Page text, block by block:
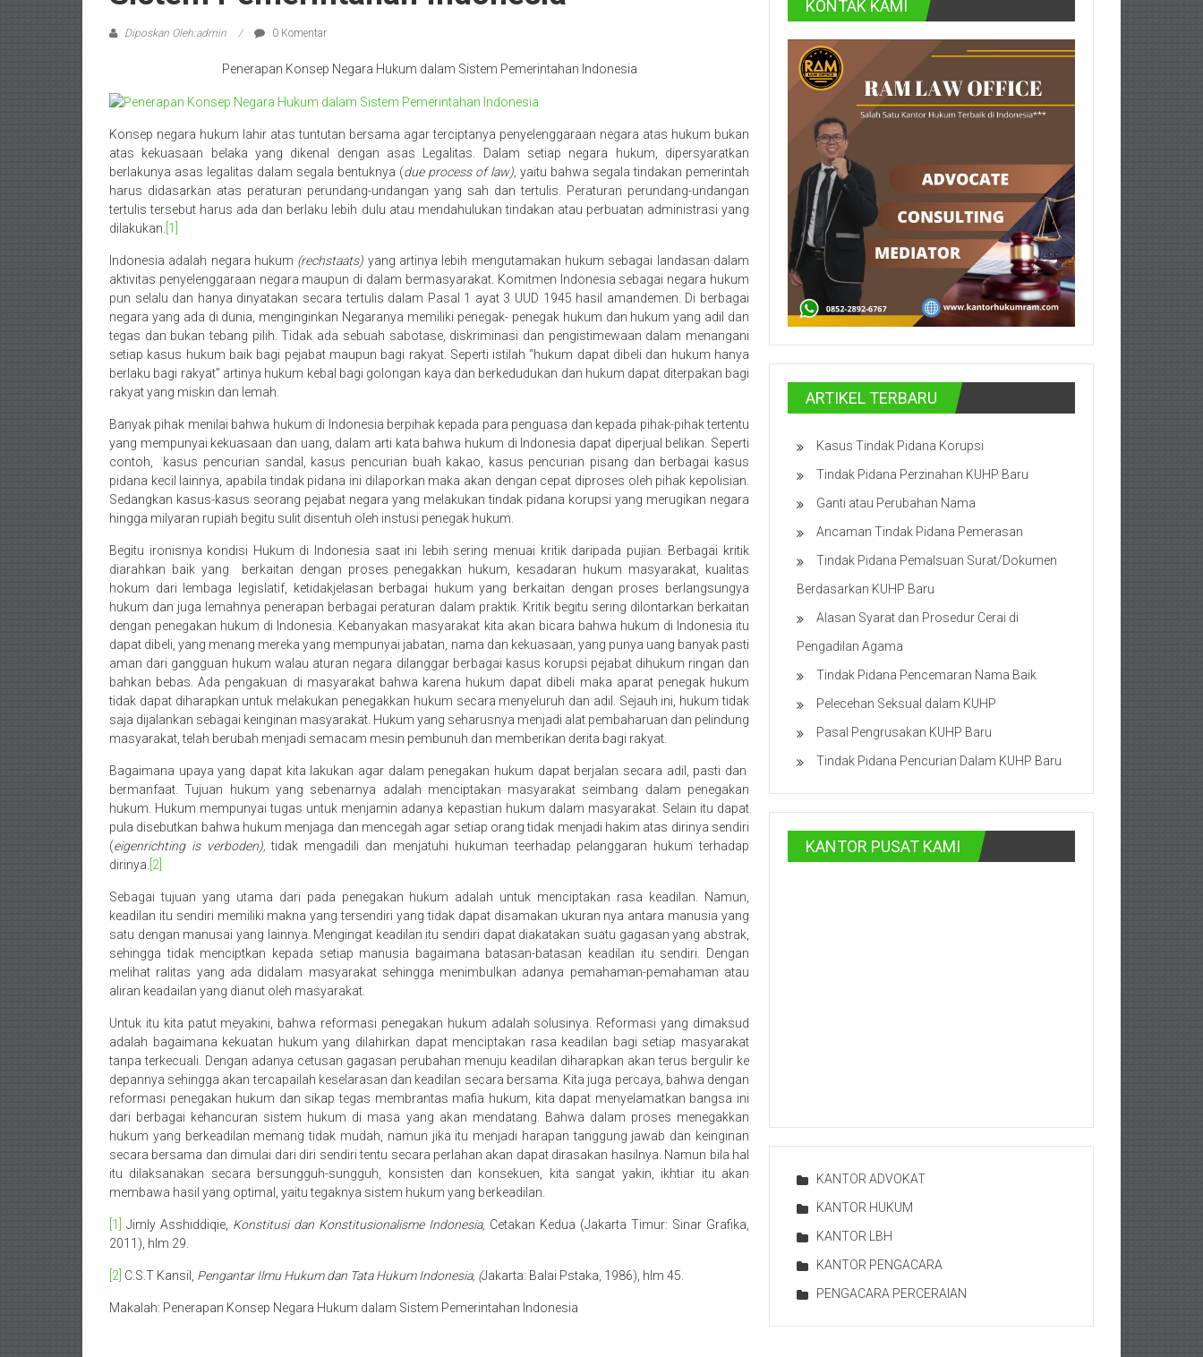
Magelang,
Solo,
Semarang,
Jakarta,
Bali,
Surabaya,
Surakarta,
Sukoharjo,
Mungkid,
Purworejo,
Daerah
Istimewa
Yogyakarta,
Makassar,
Denpasar,
Salatiga,
Ungaran,
Pontianak,
Bandung,
Kendari,
Riau,
Pekanbaru,
Bengkulu,
Mukomuko,
Gunung
Kidul,
Kulon
Progo,
Balikpapan,
Jakarta
Pusat,
Tanggerang,
Purworejo,
Purwokerto,
Kebumen,
Tasikmalaya,
Diposkan Oleh:admin 0 Komentar
Penerapan Konsep Negara Hukum dalam Sistem Pemerintahan Indonesia
Konsep negara hukum lahir atas tuntutan bersama agar terciptanya penyelenggaraan negara atas hukum bukan
atas kekuasaan belaka yang dikenal dengan asas Legalitas. Dalam setiap negara hukum, dipersyaratkan
berlakunya asas legalitas dalam segala bentuknya (due process of law), yaitu bahwa segala tindakan pemerintah
harus didasarkan atas peraturan perundang-undangan yang sah dan tertulis. Peraturan perundang-undangan
tertulis tersebut harus ada dan berlaku lebih dulu atau mendahulukan tindakan atau perbuatan administrasi yang
dilakukan. [1]
Indonesia adalah negara hukum (rechstaats) yang artinya lebih mengutamakan hukum sebagai landasan dalam
aktivitas penyelenggaraan negara maupun di dalam bermasyarakat. Komitmen Indonesia sebagai negara hukum
pun selalu dan hanya dinyatakan secara tertulis dalam Pasal 1 ayat 3 UUD 1945 hasil amandemen. Di berbagai
negara yang ada di dunia, menginginkan Negaranya memiliki penegak- penegak hukum dan hukum yang adil dan
tegas dan bukan tebang pilih. Tidak ada sebuah sabotase, diskriminasi dan pengistimewaan dalam menangani
setiap kasus hukum baik bagi pejabat maupun bagi rakyat. Seperti istilah “hukum dapat dibeli dan hukum hanya
berlaku bagi rakyat” artinya hukum kebal bagi golongan kaya dan berkedudukan dan hukum dapat diterpakan bagi
rakyat yang miskin dan lemah.
Banyak pihak menilai bahwa hukum di Indonesia berpihak kepada para penguasa dan kepada pihak-pihak tertentu
yang mempunyai kekuasaan dan uang, dalam arti kata bahwa hukum di Indonesia dapat diperjual belikan. Seperti
contoh, kasus pencurian sandal, kasus pencurian buah kakao, kasus pencurian pisang dan berbagai kasus
pidana kecil lainnya, apabila tindak pidana ini dilaporkan maka akan dengan cepat diproses oleh pihak kepolisian.
Sedangkan kasus-kasus seorang pejabat negara yang melakukan tindak pidana korupsi yang merugikan negara
hingga milyaran rupiah begitu sulit disentuh oleh instusi penegak hukum.
Begitu ironisnya kondisi Hukum di Indonesia saat ini lebih sering menuai kritik daripada pujian. Berbagai kritik
diarahkan baik yang berkaitan dengan proses penegakkan hukum, kesadaran hukum masyarakat, kualitas
hokum dari lembaga legislatif, ketidakjelasan berbagai hukum yang berkaitan dengan proses berlangsungya
hukum dan juga lemahnya penerapan berbagai peraturan dalam praktik. Kritik begitu sering dilontarkan berkaitan
dengan penegakan hukum di Indonesia. Kebanyakan masyarakat kita akan bicara bahwa hukum di Indonesia itu
dapat dibeli, yang menang mereka yang mempunyai jabatan, nama dan kekuasaan, yang punya uang banyak pasti
aman dari gangguan hukum walau aturan negara dilanggar berbagai kasus korupsi pejabat dihukum ringan dan
bahkan bebas. Ada pengakuan di masyarakat bahwa karena hukum dapat dibeli maka aparat penegak hukum
tidak dapat diharapkan untuk melakukan penegakkan hukum secara menyeluruh dan adil. Sejauh ini, hukum tidak
saja dijalankan sebagai keinginan masyarakat. Hukum yang seharusnya menjadi alat pembaharuan dan pelindung
masyarakat, telah berubah menjadi semacam mesin pembunuh dan memberikan derita bagi rakyat.
Bagaimana upaya yang dapat kita lakukan agar dalam penegakan hukum dapat berjalan secara adil, pasti dan
bermanfaat. Tujuan hukum yang sebenarnya adalah menciptakan masyarakat seimbang dalam penegakan
hukum. Hukum mempunyai tugas untuk menjamin adanya kepastian hukum dalam masyarakat. Selain itu dapat
pula disebutkan bahwa hukum menjaga dan mencegah agar setiap orang tidak menjadi hakim atas dirinya sendiri
(eigenrichting is verboden),tidak mengadili dan menjatuhi hukuman teerhadap pelanggaran hukum terhadap
dirinya. [2]
Sebagai tujuan yang utama dari pada penegakan hukum adalah untuk menciptakan rasa keadilan. Namun,
keadilan itu sendiri memiliki makna yang tersendiri yang tidak dapat disamakan ukuran nya antara manusia yang
satu dengan manusai yang lainnya. Mengingat keadilan itu sendiri dapat diakatakan suatu gagasan yang abstrak,
sehingga tidak menciptkan kepada setiap manusia bagaimana batasan-batasan keadilan itu sendiri. Dengan
melihat ralitas yang ada didalam masyarakat sehingga menimbulkan adanya pemahaman-pemahaman atau
aliran keadailan yang dianut oleh masyarakat.
Untuk itu kita patut meyakini, bahwa reformasi penegakan hukum adalah solusinya. Reformasi yang dimaksud
adalah bagaimana kekuatan hukum yang dilahirkan dapat menciptakan rasa keadilan bagi setiap masyarakat
tanpa terkecuali. Dengan adanya cetusan gagasan perubahan menuju keadilan diharapkan akan terus bergulir ke
depannya sehingga akan tercapailah keselarasan dan keadilan secara bersama. Kita juga percaya, bahwa dengan
reformasi penegakan hukum dan sikap tegas membrantas mafia hukum, kita dapat menyelamatkan bangsa ini
dari berbagai kehancuran sistem hukum di masa yang akan mendatang. Bahwa dalam proses menegakkan
hukum yang berkeadilan memang tidak mudah, namun jika itu menjadi harapan tanggung jawab dan keinginan
secara bersama dan dimulai dari diri sendiri tentu secara perlahan akan dapat dirasakan hasilnya. Namun bila hal
itu dilaksanakan secara bersungguh-sungguh, konsisten dan konsekuen, kita sangat yakin, ikhtiar itu akan
membawa hasil yang optimal, yaitu tegaknya sistem hukum yang berkeadilan.
[1] Jimly Asshiddiqie, Konstitusi dan Konstitusionalisme Indonesia, Cetakan Kedua (Jakarta Timur: Sinar Grafika,
2011), hlm 29.
[2] C.S.T Kansil, Pengantar Ilmu Hukum dan Tata Hukum Indonesia, (Jakarta: Balai Pstaka, 1986), hlm 45.
Makalah: Penerapan Konsep Negara Hukum dalam Sistem Pemerintahan Indonesia
KONTAK KAMI
ARTIKEL TERBARU
Kasus Tindak Pidana Korupsi
Tindak Pidana Perzinahan KUHP Baru
Ganti atau Perubahan Nama
Ancaman Tindak Pidana Pemerasan
Tindak Pidana Pemalsuan Surat/Dokumen
Berdasarkan KUHP Baru
Alasan Syarat dan Prosedur Cerai di
Pengadilan Agama
Tindak Pidana Pencemaran Nama Baik
Pelecehan Seksual dalam KUHP
Pasal Pengrusakan KUHP Baru
Tindak Pidana Pencurian Dalam KUHP Baru
KANTOR PUSAT KAMI
KANTOR ADVOKAT
KANTOR HUKUM
KANTOR LBH
KANTOR PENGACARA
PENGACARA PERCERAIAN